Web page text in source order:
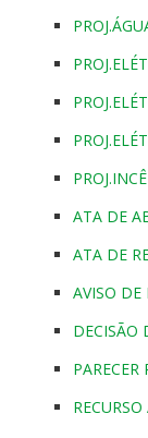
ATA DE
ATA DE
AVISO DE
DECISÃO
PARECER